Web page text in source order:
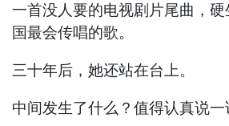
一首没人要的电视剧片尾曲，
国最会传唱的歌。
三十年后，她还站在台上。
中间发生了什么？值得认真说一